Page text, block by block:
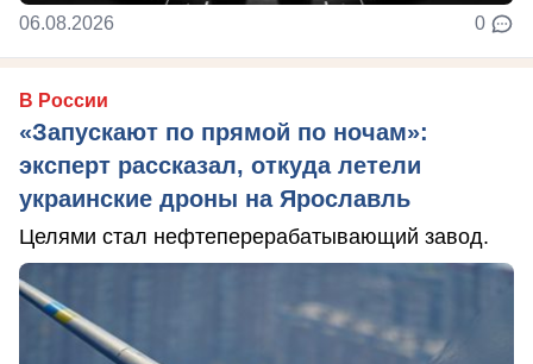
06.08.2026 0
В России
«Запускают по прямой по ночам»:
эксперт рассказал, откуда летели
украинские дроны на Ярославль
Целями стал нефтеперерабатывающий завод.